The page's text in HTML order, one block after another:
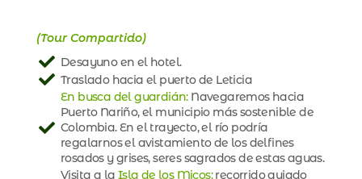
(Tour Compartido)
Desayuno en el hotel.
Traslado hacia el puerto de Leticia
En busca del guardián:Navegaremos hacia
Puerto Nariño, el municipio más sostenible de
Colombia. En el trayecto, el río podría
regalarnos el avistamiento de los delfines
rosados y grises, seres sagrados de estas aguas.
Visita a la Isla de los Micos:recorrido guiado